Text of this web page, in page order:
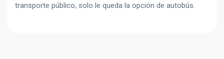
transporte público, solo le queda la opción de autobús.